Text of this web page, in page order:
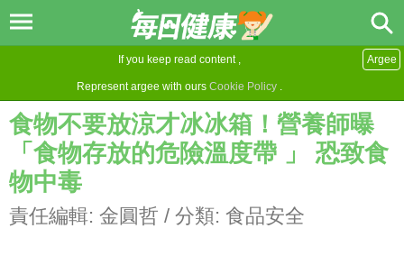
If you keep read content ,
Represent argee with ours Cookie Policy .
Argee
食物不要放涼才冰冰箱！營養師曝
「食物存放的危險溫度帶 」 恐致食
物中毒
責任編輯: 金圓哲 / 分類: 食品安全